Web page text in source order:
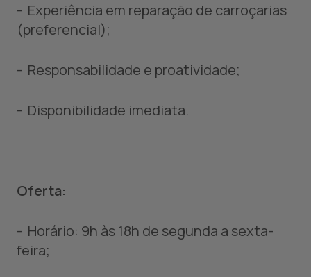
- Experiência em reparação de carroçarias
(preferencial);
- Responsabilidade e proatividade;
- Disponibilidade imediata.
Oferta:
- Horário: 9h às 18h de segunda a sexta-
feira;